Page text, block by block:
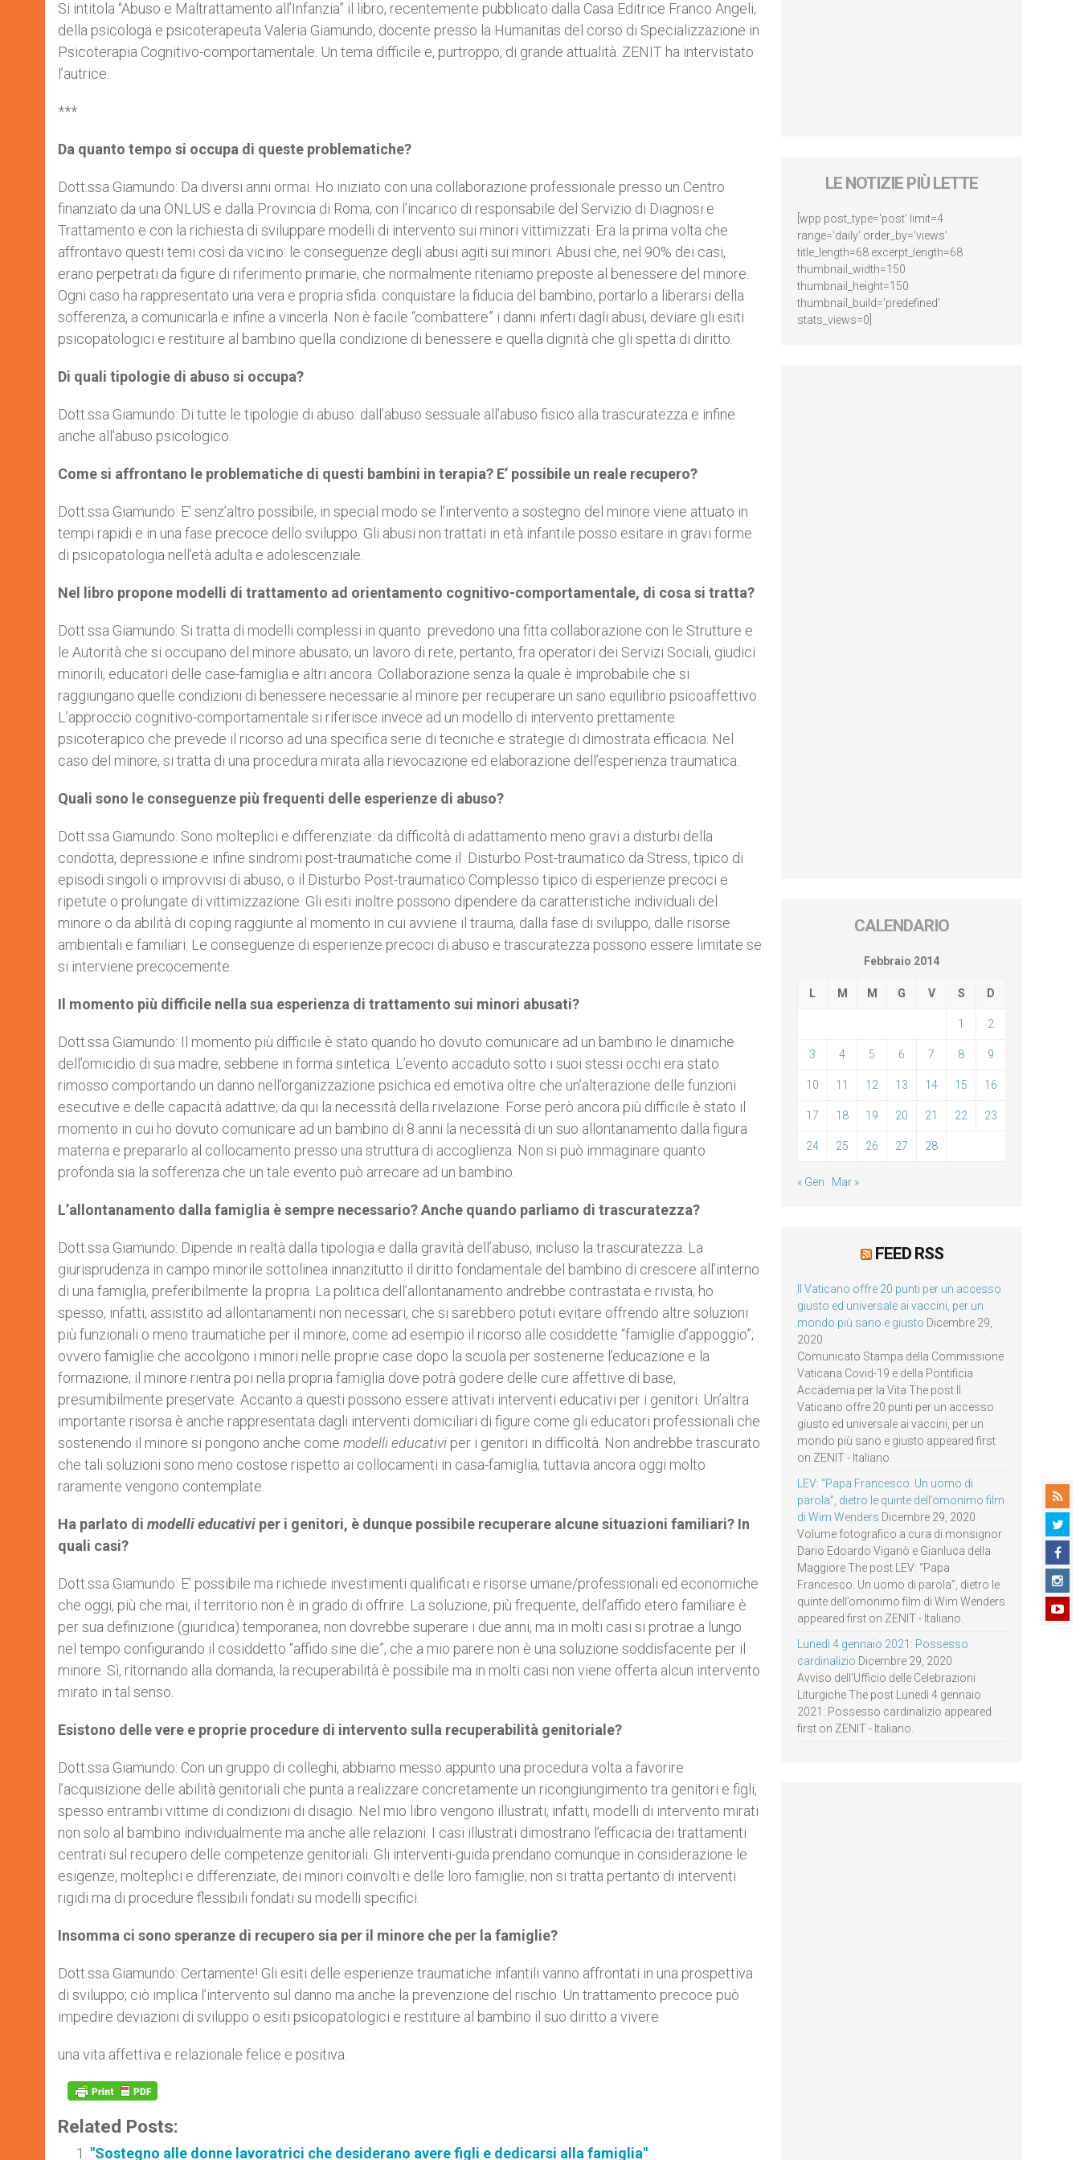
p
p
g
e
r
o
k
Si intitola “Abuso e Maltrattamento all’Infanzia” il libro, recentemente pubblicato dalla Casa Editrice Franco Angeli,
della psicologa e psicoterapeuta Valeria Giamundo, docente presso la Humanitas del corso di Specializzazione in
Psicoterapia Cognitivo-comportamentale. Un tema difficile e, purtroppo, di grande attualità. ZENIT ha intervistato
l’autrice.
***
Da quanto tempo si occupa di queste problematiche?
Dott.ssa Giamundo: Da diversi anni ormai. Ho iniziato con una collaborazione professionale presso un Centro
finanziato da una ONLUS e dalla Provincia di Roma, con l’incarico di responsabile del Servizio di Diagnosi e
Trattamento e con la richiesta di sviluppare modelli di intervento sui minori vittimizzati. Era la prima volta che
affrontavo questi temi così da vicino: le conseguenze degli abusi agiti sui minori. Abusi che, nel 90% dei casi,
erano perpetrati da figure di riferimento primarie, che normalmente riteniamo preposte al benessere del minore.
Ogni caso ha rappresentato una vera e propria sfida: conquistare la fiducia del bambino, portarlo a liberarsi della
sofferenza, a comunicarla e infine a vincerla. Non è facile “combattere” i danni inferti dagli abusi, deviare gli esiti
psicopatologici e restituire al bambino quella condizione di benessere e quella dignità che gli spetta di diritto.
Di quali tipologie di abuso si occupa?
Dott.ssa Giamundo: Di tutte le tipologie di abuso: dall’abuso sessuale all’abuso fisico alla trascuratezza e infine
anche all’abuso psicologico.
Come si affrontano le problematiche di questi bambini in terapia? E’ possibile un reale recupero?
Dott.ssa Giamundo: E’ senz’altro possibile, in special modo se l’intervento a sostegno del minore viene attuato in
tempi rapidi e in una fase precoce dello sviluppo. Gli abusi non trattati in età infantile posso esitare in gravi forme
di psicopatologia nell’età adulta e adolescenziale.
Nel libro propone modelli di trattamento ad orientamento cognitivo-comportamentale, di cosa si tratta?
Dott.ssa Giamundo: Si tratta di modelli complessi in quanto prevedono una fitta collaborazione con le Strutture e
le Autorità che si occupano del minore abusato; un lavoro di rete, pertanto, fra operatori dei Servizi Sociali, giudici
minorili, educatori delle case-famiglia e altri ancora. Collaborazione senza la quale è improbabile che si
raggiungano quelle condizioni di benessere necessarie al minore per recuperare un sano equilibrio psicoaffettivo.
L’approccio cognitivo-comportamentale si riferisce invece ad un modello di intervento prettamente
psicoterapico che prevede il ricorso ad una specifica serie di tecniche e strategie di dimostrata efficacia. Nel
caso del minore, si tratta di una procedura mirata alla rievocazione ed elaborazione dell’esperienza traumatica.
Quali sono le conseguenze più frequenti delle esperienze di abuso?
Dott.ssa Giamundo: Sono molteplici e differenziate: da difficoltà di adattamento meno gravi a disturbi della
condotta, depressione e infine sindromi post-traumatiche come il Disturbo Post-traumatico da Stress, tipico di
episodi singoli o improvvisi di abuso, o il Disturbo Post-traumatico Complesso tipico di esperienze precoci e
ripetute o prolungate di vittimizzazione. Gli esiti inoltre possono dipendere da caratteristiche individuali del
minore o da abilità di coping raggiunte al momento in cui avviene il trauma, dalla fase di sviluppo, dalle risorse
ambientali e familiari. Le conseguenze di esperienze precoci di abuso e trascuratezza possono essere limitate se
si interviene precocemente.
Il momento più difficile nella sua esperienza di trattamento sui minori abusati?
Dott.ssa Giamundo: Il momento più difficile è stato quando ho dovuto comunicare ad un bambino le dinamiche
dell’omicidio di sua madre, sebbene in forma sintetica. L’evento accaduto sotto i suoi stessi occhi era stato
rimosso comportando un danno nell’organizzazione psichica ed emotiva oltre che un’alterazione delle funzioni
esecutive e delle capacità adattive; da qui la necessità della rivelazione. Forse però ancora più difficile è stato il
momento in cui ho dovuto comunicare ad un bambino di 8 anni la necessità di un suo allontanamento dalla figura
materna e prepararlo al collocamento presso una struttura di accoglienza. Non si può immaginare quanto
profonda sia la sofferenza che un tale evento può arrecare ad un bambino.
L’allontanamento dalla famiglia è sempre necessario? Anche quando parliamo di trascuratezza?
Dott.ssa Giamundo: Dipende in realtà dalla tipologia e dalla gravità dell’abuso, incluso la trascuratezza. La
giurisprudenza in campo minorile sottolinea innanzitutto il diritto fondamentale del bambino di crescere all’interno
di una famiglia, preferibilmente la propria. La politica dell’allontanamento andrebbe contrastata e rivista; ho
spesso, infatti, assistito ad allontanamenti non necessari, che si sarebbero potuti evitare offrendo altre soluzioni
più funzionali o meno traumatiche per il minore, come ad esempio il ricorso alle cosiddette “famiglie d’appoggio”;
ovvero famiglie che accolgono i minori nelle proprie case dopo la scuola per sostenerne l’educazione e la
formazione; il minore rientra poi nella propria famiglia dove potrà godere delle cure affettive di base,
presumibilmente preservate. Accanto a questi possono essere attivati interventi educativi per i genitori. Un’altra
importante risorsa è anche rappresentata dagli interventi domiciliari di figure come gli educatori professionali che
sostenendo il minore si pongono anche come modelli educativi per i genitori in difficoltà. Non andrebbe trascurato
che tali soluzioni sono meno costose rispetto ai collocamenti in casa-famiglia, tuttavia ancora oggi molto
raramente vengono contemplate.
Ha parlato di modelli educativi per i genitori, è dunque possibile recuperare alcune situazioni familiari? In
quali casi?
Dott.ssa Giamundo: E’ possibile ma richiede investimenti qualificati e risorse umane/professionali ed economiche
che oggi, più che mai, il territorio non è in grado di offrire. La soluzione, più frequente, dell’affido etero familiare è
per sua definizione (giuridica) temporanea, non dovrebbe superare i due anni, ma in molti casi si protrae a lungo
nel tempo configurando il cosiddetto “affido sine die”, che a mio parere non è una soluzione soddisfacente per il
minore. Sì, ritornando alla domanda, la recuperabilità è possibile ma in molti casi non viene offerta alcun intervento
mirato in tal senso.
Esistono delle vere e proprie procedure di intervento sulla recuperabilità genitoriale?
Dott.ssa Giamundo: Con un gruppo di colleghi, abbiamo messo appunto una procedura volta a favorire
l’acquisizione delle abilità genitoriali che punta a realizzare concretamente un ricongiungimento tra genitori e figli,
spesso entrambi vittime di condizioni di disagio. Nel mio libro vengono illustrati, infatti, modelli di intervento mirati
non solo al bambino individualmente ma anche alle relazioni. I casi illustrati dimostrano l’efficacia dei trattamenti
centrati sul recupero delle competenze genitoriali. Gli interventi-guida prendano comunque in considerazione le
esigenze, molteplici e differenziate, dei minori coinvolti e delle loro famiglie; non si tratta pertanto di interventi
rigidi ma di procedure flessibili fondati su modelli specifici.
Insomma ci sono speranze di recupero sia per il minore che per la famiglie?
Dott.ssa Giamundo: Certamente! Gli esiti delle esperienze traumatiche infantili vanno affrontati in una prospettiva
di sviluppo; ciò implica l’intervento sul danno ma anche la prevenzione del rischio. Un trattamento precoce può
impedire deviazioni di sviluppo o esiti psicopatologici e restituire al bambino il suo diritto a vivere
una vita affettiva e relazionale felice e positiva.
Related Posts:
"Sostegno alle donne lavoratrici che desiderano avere figli e dedicarsi alla famiglia"
LE NOTIZIE PIÙ LETTE
[wpp post_type='post' limit=4
range='daily' order_by='views'
title_length=68 excerpt_length=68
thumbnail_width=150
thumbnail_height=150
thumbnail_build='predefined'
stats_views=0]
CALENDARIO
Febbraio 2014
L M M G V S D
1 2
3 4 5 6 7 8 9
10 11 12 13 14 15 16
17 18 19 20 21 22 23
24 25 26 27 28
« Gen Mar »
FEED RSS
Il Vaticano offre 20 punti per un accesso
giusto ed universale ai vaccini, per un
mondo più sano e giusto Dicembre 29,
2020
Comunicato Stampa della Commissione
Vaticana Covid-19 e della Pontificia
Accademia per la Vita The post Il
Vaticano offre 20 punti per un accesso
giusto ed universale ai vaccini, per un
mondo più sano e giusto appeared first
on ZENIT - Italiano.
LEV: “Papa Francesco. Un uomo di
parola”, dietro le quinte dell’omonimo film
di Wim Wenders Dicembre 29, 2020
Volume fotografico a cura di monsignor
Dario Edoardo Viganò e Gianluca della
Maggiore The post LEV: “Papa
Francesco. Un uomo di parola”, dietro le
quinte dell’omonimo film di Wim Wenders
appeared first on ZENIT - Italiano.
Lunedì 4 gennaio 2021: Possesso
cardinalizio Dicembre 29, 2020
Avviso dell’Ufficio delle Celebrazioni
Liturgiche The post Lunedì 4 gennaio
2021: Possesso cardinalizio appeared
first on ZENIT - Italiano.